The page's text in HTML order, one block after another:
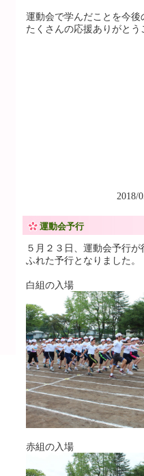
運動会で学んだことを今
たくさんの応援ありがと
2018/
運動会予行
５月２３日、運動会予行
ふれた予行となりました。
白組の入場
赤組の入場